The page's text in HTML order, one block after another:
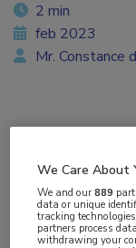
2 min
feb 2023
Mr. Constance
Vakgebieden:
We Care About
We and our889
data or unique
tracking
partners process
withdrawing your